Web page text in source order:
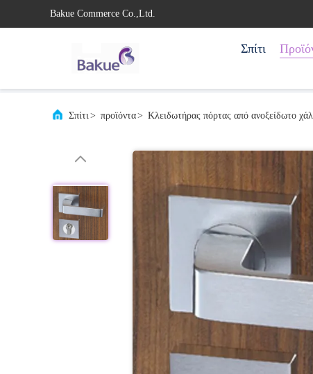
Bakue Commerce Co.,Ltd.
Σπίτι
Σπίτι> προϊόντα> Κλειδωτήρας πόρτας από ανοξείδωτο